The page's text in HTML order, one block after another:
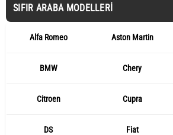
SIFIR ARABA MODELLERI
Alfa Romeo Aston Martin
BMW Chery
Citroen Cupra
DS Fiat